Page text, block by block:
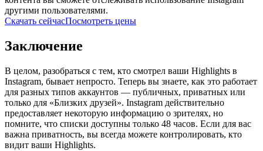
другими пользователями.
Скачать сейчасПосмотреть цены
Заключение
В целом, разобраться с тем, кто смотрел ваши Highlights в
Instagram, бывает непросто. Теперь вы знаете, как это работает
для разных типов аккаунтов — публичных, приватных или
только для «Близких друзей». Instagram действительно
предоставляет некоторую информацию о зрителях, но
помните, что списки доступны только 48 часов. Если для вас
важна приватность, вы всегда можете контролировать, кто
видит ваши Highlights.